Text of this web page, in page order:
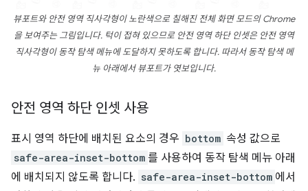
뷰포트와 안전 영역 직사각형이 노란색으로 칠해진 전체 화면 모드의 Chrome
을 보여주는 그림입니다. 턱이 접혀 있으므로 안전 영역 하단 인셋은 안전 영역
직사각형이 동작 탐색 메뉴에 도달하지 못하도록 합니다. 따라서 동작 탐색 메
뉴 아래에서 뷰포트가 엿보입니다.
안전 영역 하단 인셋 사용
표시 영역 하단에 배치된 요소의 경우 bottom 속성 값으로
safe-area-inset-bottom 를 사용하여 동작 탐색 메뉴 아래
에 배치되지 않도록 합니다. safe-area-inset-bottom 에서